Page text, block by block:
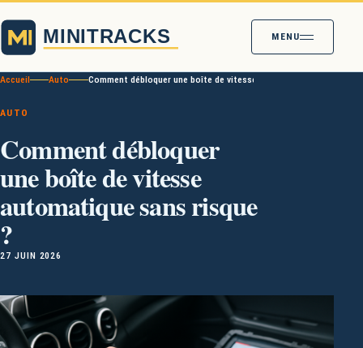
MENU
Accueil Auto Comment débloquer une boîte de vitesse automatique sans risque
AUTO
Comment débloquer
une boîte de vitesse
automatique sans risque
?
27 JUIN 2026